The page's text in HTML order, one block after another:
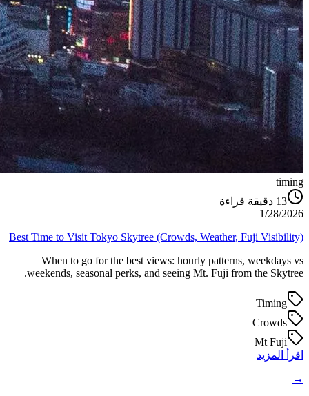
timing
13 دقيقة قراءة
1/28/2026
Best Time to Visit Tokyo Skytree (Crowds, Weather, Fuji Visibility)
When to go for the best views: hourly patterns, weekdays vs
weekends, seasonal perks, and seeing Mt. Fuji from the Skytree.
Timing
Crowds
Mt Fuji
اقرأ المزيد
→